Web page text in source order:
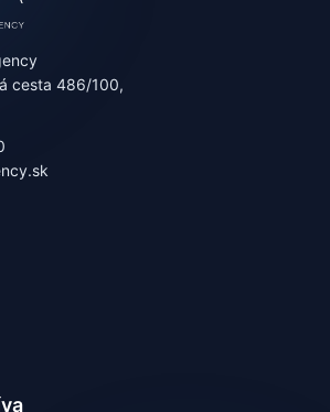
cesta 486/100,